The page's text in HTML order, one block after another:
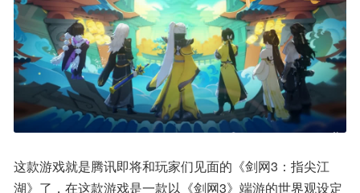
这款游戏就是腾讯即将和玩家们见面的《剑网3：指尖江
湖》了，在这款游戏是一款以《剑网3》端游的世界观设定